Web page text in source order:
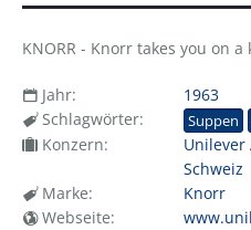
KNORR - Knorr takes you on
Jahr:
1963
Schlagwörter:
Suppen
Konzern:
Unilever
Schweiz
Marke:
Knorr
Webseite: